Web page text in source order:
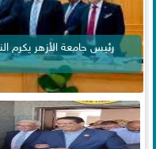
رئيس جامعة الأزهر يكرم